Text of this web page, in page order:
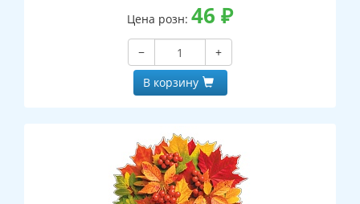
Цена розн: 46 ₽
−
+
В корзину